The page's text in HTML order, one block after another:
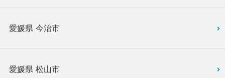
愛媛県 今治市
愛媛県 松山市